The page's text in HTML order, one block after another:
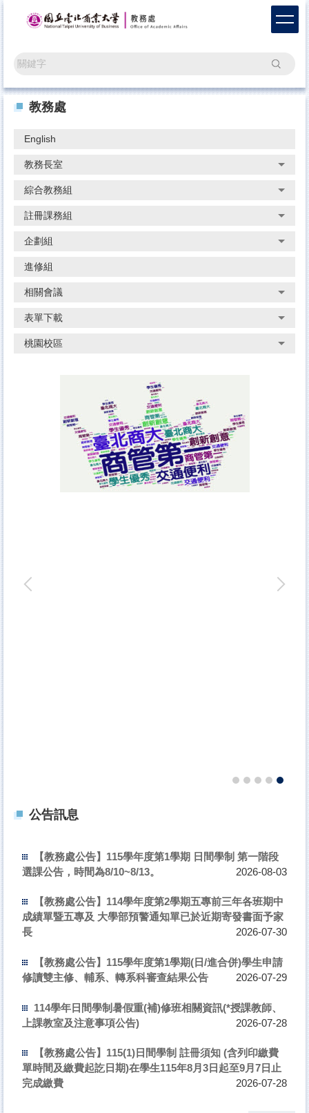
區
搜尋
教務處
English
教務長室
綜合教務組
註冊課務組
企劃組
進修組
相關會議
表單下載
桃園校區
公告訊息
【教務處公告】115學年度第1學期 日間學制 第一階段
選課公告，時間為8/10~8/13。
2026-08-03
【教務處公告】114學年度第2學期五專前三年各班期中
成績單暨五專及 大學部預警通知單已於近期寄發書面予家
長
2026-07-30
【教務處公告】115學年度第1學期(日/進合併)學生申請
修讀雙主修、輔系、轉系科審查結果公告
2026-07-29
114學年日間學制暑假重(補)修班相關資訊(*授課教師、
上課教室及注意事項公告)
2026-07-28
【教務處公告】115(1)日間學制 註冊須知 (含列印繳費
單時間及繳費起訖日期)在學生115年8月3日起至9月7日止
完成繳費
2026-07-28